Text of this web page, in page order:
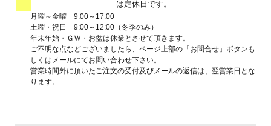
は定休日です。
月曜～金曜 9:00～17:00
土曜・祝日 9:00～12:00（冬季のみ）
年末年始・ＧＷ・お盆は休業とさせて頂きます。
ご不明な点などございましたら、ページ上部の「お問合せ」ボタンも
しくはメールにてお問い合わせ下さい。
営業時間外に頂いたご注文の受付及びメールの返信は、翌営業日とな
ります。